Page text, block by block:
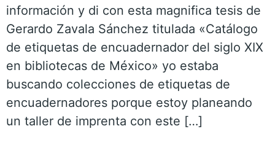
información y di con esta magnifica tesis de
Gerardo Zavala Sánchez titulada «Catálogo
de etiquetas de encuadernador del siglo XIX
en bibliotecas de México» yo estaba
buscando colecciones de etiquetas de
encuadernadores porque estoy planeando
un taller de imprenta con este […]